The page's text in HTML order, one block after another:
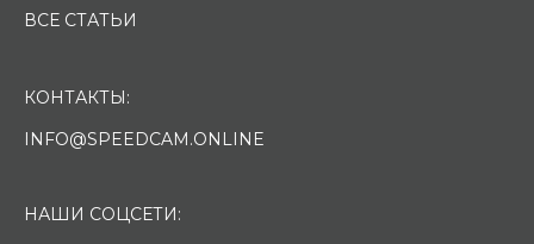
ВСЕ СТАТЬИ
КОНТАКТЫ:
INFO@SPEEDCAM.ONLINE
НАШИ СОЦСЕТИ: